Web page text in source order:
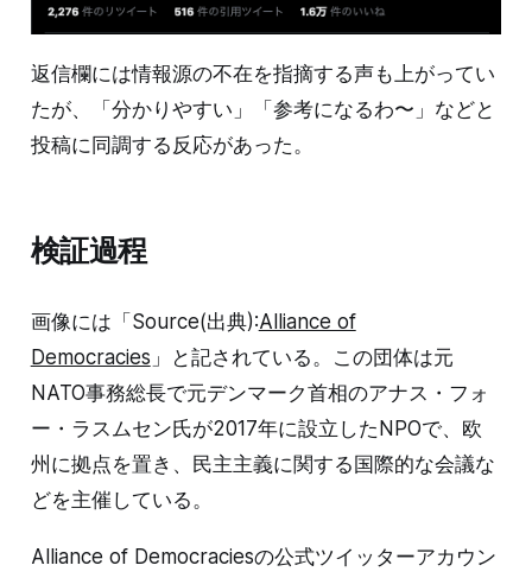
返信欄には情報源の不在を指摘する声も上がってい
たが、「分かりやすい」「参考になるわ〜」などと
投稿に同調する反応があった。
検証過程
画像には「Source(出典):Alliance of
Democracies 」と記されている。この団体は元
NATO事務総長で元デンマーク首相のアナス・フォ
ー・ラスムセン氏が2017年に設立したNPOで、欧
州に拠点を置き、民主主義に関する国際的な会議な
どを主催している。
Alliance of Democraciesの公式ツイッターアカウン